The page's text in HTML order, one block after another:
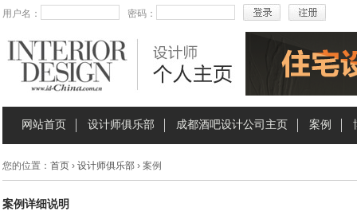
用户名： 密码：
网站首页 设计师俱乐部 成都酒吧设计公司主页 案例
您的位置： 首页› 设计师俱乐部› 案例
案例详细说明